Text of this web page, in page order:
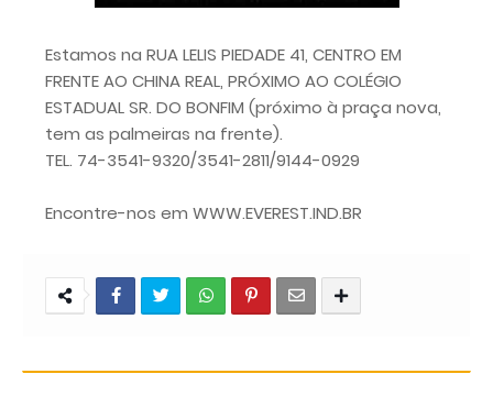
Estamos na RUA LELIS PIEDADE 41, CENTRO EM
FRENTE AO CHINA REAL, PRÓXIMO AO COLÉGIO
ESTADUAL SR. DO BONFIM (próximo à praça nova,
tem as palmeiras na frente).
TEL. 74-3541-9320/3541-2811/9144-0929
Encontre-nos em WWW.EVEREST.IND.BR